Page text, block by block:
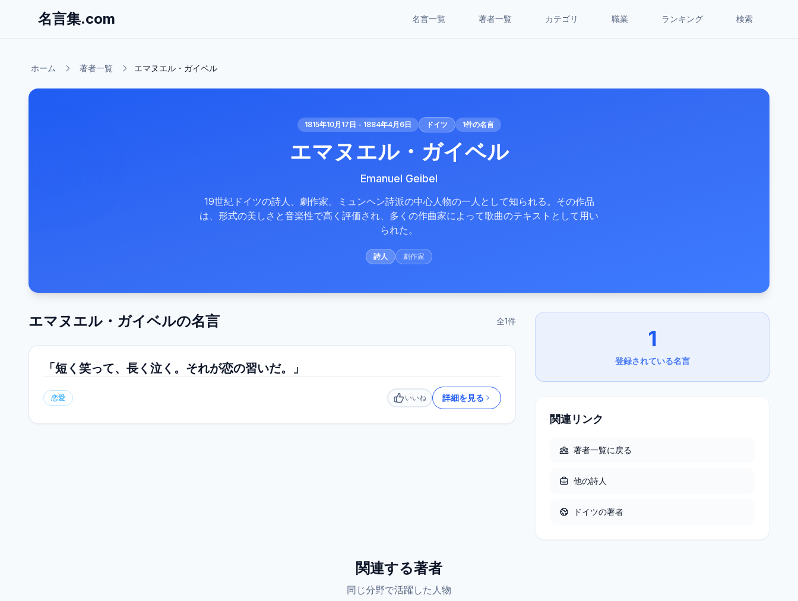
名言集.com 名言一覧 著者一覧 カテゴリ 職業 ランキング 検索
ホーム 著者一覧 エマヌエル・ガイベル
1815年10月17日 - 1884年4月6日 ドイツ 1件の名言
エマヌエル・ガイベル
Emanuel Geibel
19世紀ドイツの詩人、劇作家。ミュンヘン詩派の中心人物の一人として知られる。その作品
は、形式の美しさと音楽性で高く評価され、多くの作曲家によって歌曲のテキストとして用い
られた。
詩人 劇作家
エマヌエル・ガイベルの名言 全1件
「短く笑って、長く泣く。それが恋の習いだ。」
恋愛 いいね
いいね 詳細を見る
1
登録されている名言
関連リンク
著者一覧に戻る
他の詩人
ドイツの著者
関連する著者
同じ分野で活躍した人物